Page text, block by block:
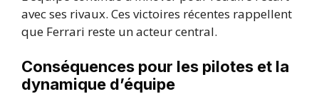
avec ses rivaux. Ces victoires récentes rappellent
que Ferrari reste un acteur central.
Conséquences pour les pilotes et la
dynamique d’équipe